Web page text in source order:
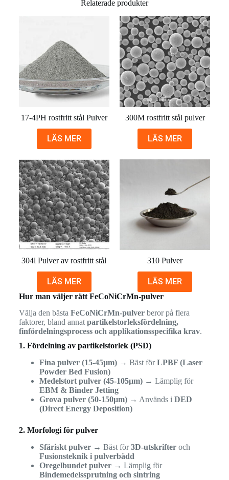
Relaterade produkter
17-4PH rostfritt stål Pulver
LÄS MER
300M rostfritt stål pulver
LÄS MER
304l Pulver av rostfritt stål
LÄS MER
310 Pulver
LÄS MER
Hur man väljer rätt FeCoNiCrMn-pulver
Välja den bästa FeCoNiCrMn-pulverberor på flera
faktorer, bland annatpartikelstorleksfördelning,
finfördelningsprocess och applikationsspecifika krav.
1. Fördelning av partikelstorlek (PSD)
Fina pulver (15-45µm)→ Bäst förLPBF (Laser
Powder Bed Fusion)
Medelstort pulver (45-105µm)→ Lämplig för
EBM & Binder Jetting
Grova pulver (50-150µm)→ Används i DED
(Direct Energy Deposition)
2. Morfologi för pulver
Sfäriskt pulver→ Bäst för3D-utskrifteroch
Fusionsteknik i pulverbädd
Oregelbundet pulver→ Lämplig för
Bindemedelssprutning och sintring